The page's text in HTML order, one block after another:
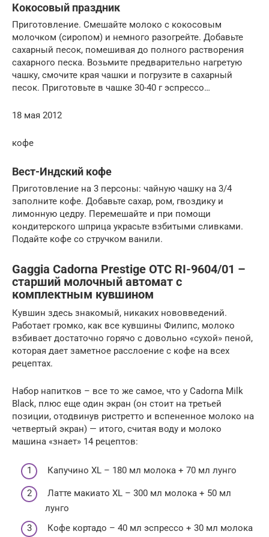
Кокосовый праздник
Приготовление. Смешайте молоко с кокосовым
молочком (сиропом) и немного разогрейте. Добавьте
сахарный песок, помешивая до полного растворения
сахарного песка. Возьмите предварительно нагретую
чашку, смочите края чашки и погрузите в сахарный
песок. Приготовьте в чашке 30-40 г эспрессо…
18 мая 2012
кофе
Вест-Индский кофе
Приготовление на 3 персоны: чайную чашку на 3/4
заполните кофе. Добавьте сахар, ром, гвоздику и
лимонную цедру. Перемешайте и при помощи
кондитерского шприца украсьте взбитыми сливками.
Подайте кофе со стручком ванили.
Gaggia Cadorna Prestige OTC RI-9604/01 –
старший молочный автомат с
комплектным кувшином
Кувшин здесь знакомый, никаких нововведений.
Работает громко, как все кувшины Филипс, молоко
взбивает достаточно горячо с довольно «сухой» пеной,
которая дает заметное расслоение с кофе на всех
рецептах.
Набор напитков – все то же самое, что у Cadorna Milk
Black, плюс еще один экран (он стоит на третьей
позиции, отодвинув ристретто и вспененное молоко на
четвертый экран) — итого, считая воду и молоко
машина «знает» 14 рецептов:
Капучино XL – 180 мл молока + 70 мл лунго
Латте макиато XL – 300 мл молока + 50 мл
лунго
Кофе кортадо – 40 мл эспрессо + 30 мл молока